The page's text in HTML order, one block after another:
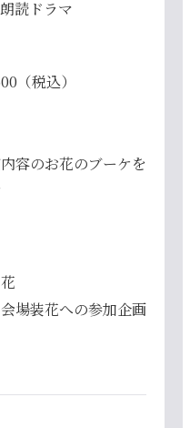
読ドラマ
（税込）
容のお花のブーケを
場装花への参加企画